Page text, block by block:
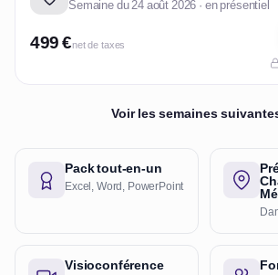
Semaine du 24 août 2026 · en présentiel
499 €net de taxes
Voir les semaines
Pack tout-en-un
Excel, Word, PowerPoint
Visioconférence